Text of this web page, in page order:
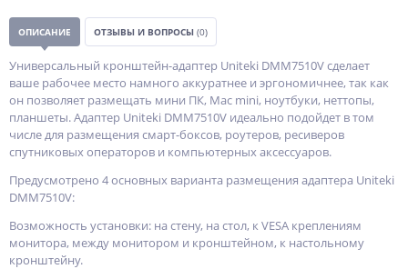
ОПИСАНИЕ ОТЗЫВЫ И ВОПРОСЫ (0)
Универсальный кронштейн-адаптер Uniteki DMM7510V сделает
ваше рабочее место намного аккуратнее и эргономичнее, так как
он позволяет размещать мини ПК, Mac mini, ноутбуки, неттопы,
планшеты. Адаптер Uniteki DMM7510V идеально подойдет в том
числе для размещения смарт-боксов, роутеров, ресиверов
спутниковых операторов и компьютерных аксессуаров.
Предусмотрено 4 основных варианта размещения адаптера Uniteki
DMM7510V:
Возможность установки: на стену, на стол, к VESA креплениям
монитора, между монитором и кронштейном, к настольному
кронштейну.